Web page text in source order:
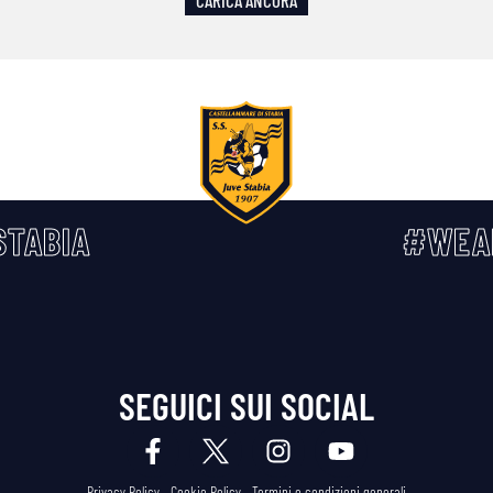
SEGUICI SUI SOCIAL